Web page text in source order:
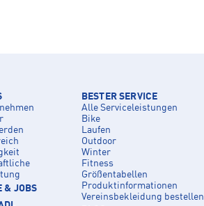
& JOBS
BESTER SERVICE
Alle Serviceleistungen
Bike
Laufen
Outdoor
Winter
Fitness
Größentabellen
Produktinformationen
Vereinsbekleidung bestellen